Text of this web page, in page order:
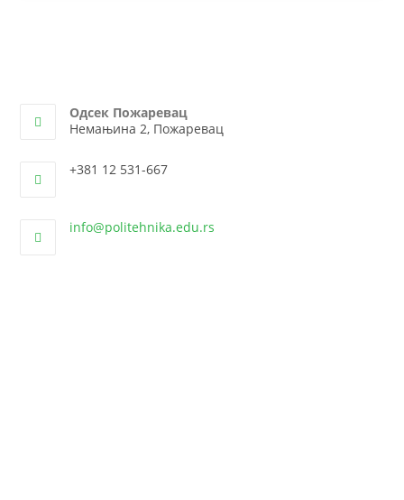
Одсек Пожаревац
Немањина 2, Пожаревац
+381 12 531-667
info@politehnika.edu.rs